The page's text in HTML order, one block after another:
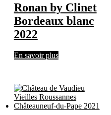
Ronan by Clinet
Bordeaux blanc
2022
En savoir plus